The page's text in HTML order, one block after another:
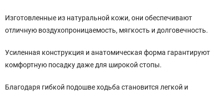
Изготовленные из натуральной кожи, они обеспечивают
отличную воздухопроницаемость, мягкость и долговечность.
Усиленная конструкция и анатомическая форма гарантируют
комфортную посадку даже для широкой стопы.
Благодаря гибкой подошве ходьба становится легкой и